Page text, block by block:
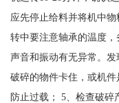
应先停止给料并将机中
转中要注意轴承的温度
声音和振动有无异常。
破碎的物件卡住，或机件
防止过载； 5、检查破碎